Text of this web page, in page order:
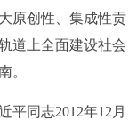
原创性、集成性贡
道上全面建设社会
。
同志2012年12月